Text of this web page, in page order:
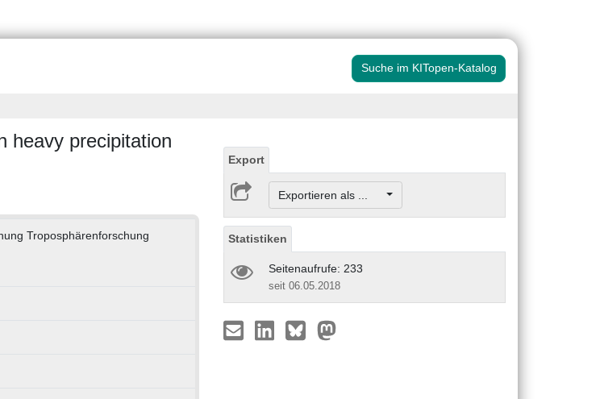
Suche im KITopen-Katalog
heavy precipitation
Troposphärenforschung
Export
Exportieren als ...
Statistiken
Seitenaufrufe: 233
seit 06.05.2018